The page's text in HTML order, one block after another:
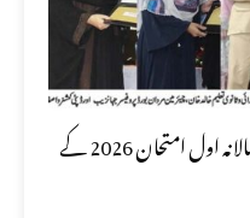
تعلیمی بورڈ مردان نے ایس ایس سی سالانہ اول امتحان 2026 کے